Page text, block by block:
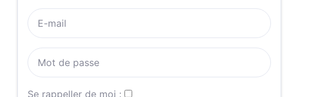
Se rappeller de moi :